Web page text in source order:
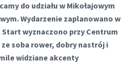
do udziału w Mikołajowym
Wydarzenie zaplanowano w
Start wyznaczono przy Centrum
ze soba rower, dobry nastrój i
widziane akcenty